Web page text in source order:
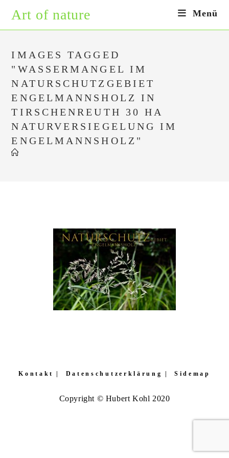
Inhalt
springen
Art of nature Menü
IMAGES TAGGED
"WASSERMANGEL IM
NATURSCHUTZGEBIET
ENGELMANNSHOLZ IN
TIRSCHENREUTH 30 HA
NATURVERSIEGELUNG IM
ENGELMANNSHOLZ"
Kontakt Datenschutzerklärung Sidemap
Copyright © Hubert Kohl 2020